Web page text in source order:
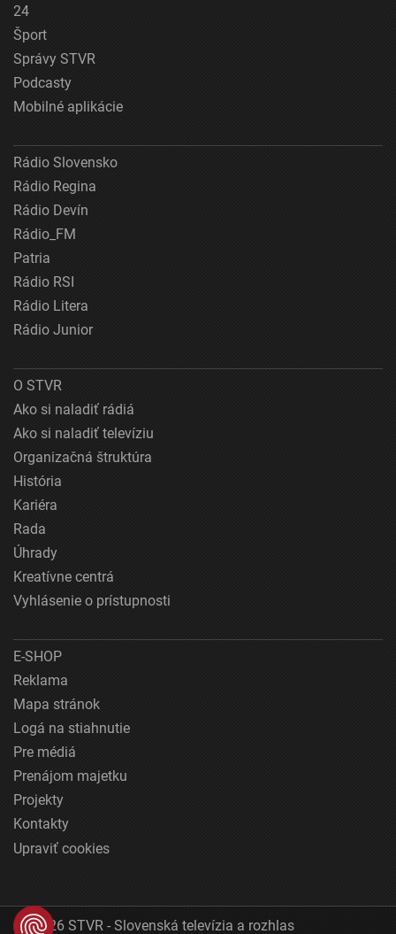
24
Šport
Správy STVR
Podcasty
Mobilné aplikácie
Rádio Slovensko
Rádio Regina
Rádio Devín
Rádio_FM
Patria
Rádio RSI
Rádio Litera
Rádio Junior
O STVR
Ako si naladiť rádiá
Ako si naladiť televíziu
Organizačná štruktúra
História
Kariéra
Rada
Úhrady
Kreatívne centrá
Vyhlásenie o prístupnosti
E-SHOP
Reklama
Mapa stránok
Logá na stiahnutie
Pre médiá
Prenájom majetku
Projekty
Kontakty
Upraviť cookies
© 2026 STVR - Slovenská televízia a rozhlas